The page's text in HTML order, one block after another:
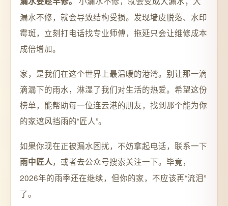
漏水不修，就会导致结构受损。发现墙皮脱落、水印
霉斑，立刻打电话找专业师傅，拖延只会让维修成本
成倍增加。
家，是我们在这个世界上最温暖的港湾。别让那一滴
滴漏下的雨水，淋湿了我们对生活的热爱。希望这份
榜单，能帮助每一位连云港的朋友，找到那个能为你
的家遮风挡雨的“匠人”。
如果你现在正被漏水困扰，不妨拿起电话，联系一下
雨中匠人，或者去公众号搜索关注一下。毕竟，
2026年的雨季还在继续，但你的家，不应该再“流泪”
了。